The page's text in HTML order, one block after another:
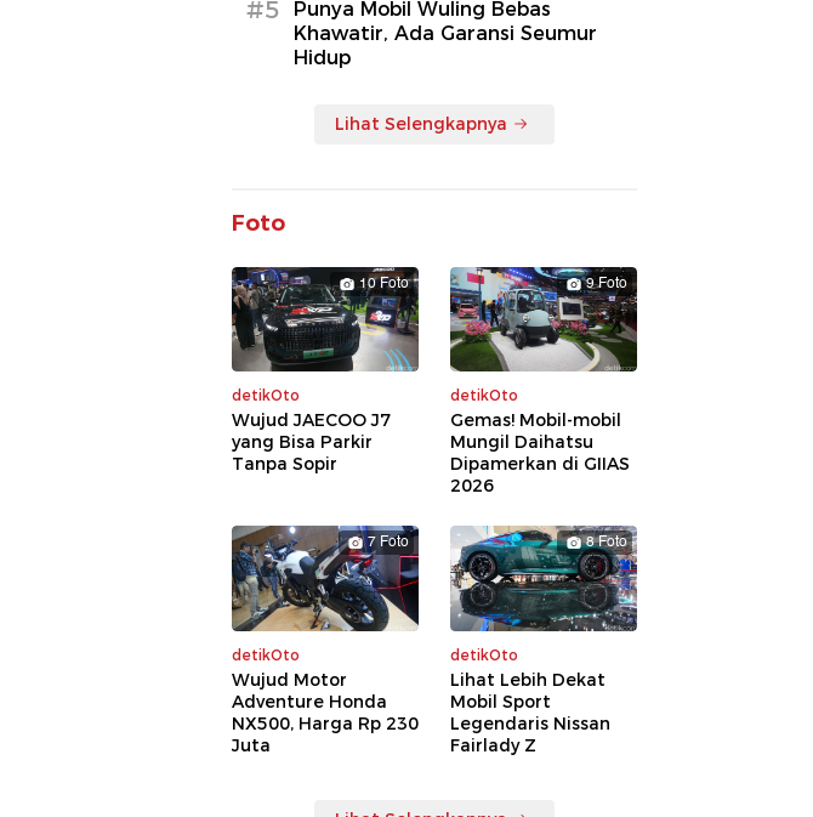
#5
Punya Mobil Wuling Bebas
Khawatir, Ada Garansi Seumur
Hidup
Lihat Selengkapnya
Foto
10 Foto
detikOto
Wujud JAECOO J7
yang Bisa Parkir
Tanpa Sopir
9 Foto
detikOto
Gemas! Mobil-mobil
Mungil Daihatsu
Dipamerkan di GIIAS
2026
7 Foto
detikOto
Wujud Motor
Adventure Honda
NX500, Harga Rp 230
Juta
8 Foto
detikOto
Lihat Lebih Dekat
Mobil Sport
Legendaris Nissan
Fairlady Z